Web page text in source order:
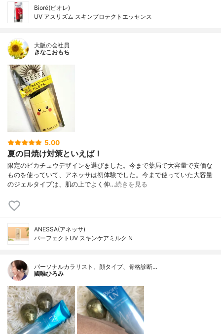
Bioré(ビオレ)
UV アスリズム スキンプロテクトエッセンス
大阪の会社員
きなこおもち
5.00
夏の日焼け対策といえば！
限定のピカチュウデザインを選びました。今まで薬局で大容量で安価な
ものを使っていて、アネッサは初体験でした。今まで使っていた大容量
のジェルタイプは、肌の上でよく伸…続きを見る
ANESSA(アネッサ)
パーフェクトUV スキンケアミルク N
パーソナルカラリスト、顔タイプ、骨格診断…
國唯ひろみ